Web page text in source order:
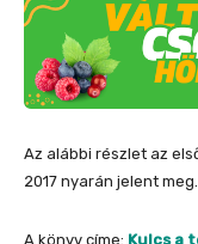
Az alábbi részlet az
2017 nyarán jelent meg.
A könyv címe: Kulcs a